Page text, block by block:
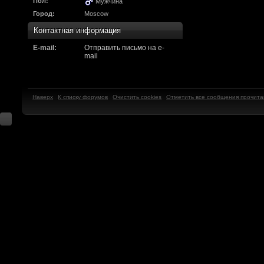
другие
https://discord.gg/
F@Nt0M
Kadzicy :
Город:
Moscow
Контактная информация
E-mail:
Отправить письмо на e-
mail
Наверх К списку форумов Очистить cookies Отметить все сообщения